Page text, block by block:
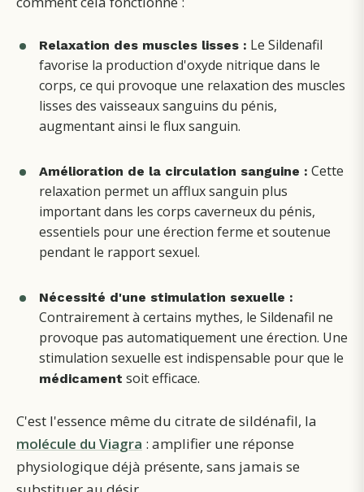
Relaxation des muscles lisses : Le Sildenafil
favorise la production d'oxyde nitrique dans le
corps, ce qui provoque une relaxation des muscles
lisses des vaisseaux sanguins du pénis,
augmentant ainsi le flux sanguin.
Amélioration de la circulation sanguine : Cette
relaxation permet un afflux sanguin plus
important dans les corps caverneux du pénis,
essentiels pour une érection ferme et soutenue
pendant le rapport sexuel.
Nécessité d'une stimulation sexuelle :
Contrairement à certains mythes, le Sildenafil ne
provoque pas automatiquement une érection. Une
stimulation sexuelle est indispensable pour que le
médicament soit efficace.
C'est l'essence même du citrate de sildénafil, la
molécule du Viagra : amplifier une réponse
physiologique déjà présente, sans jamais se